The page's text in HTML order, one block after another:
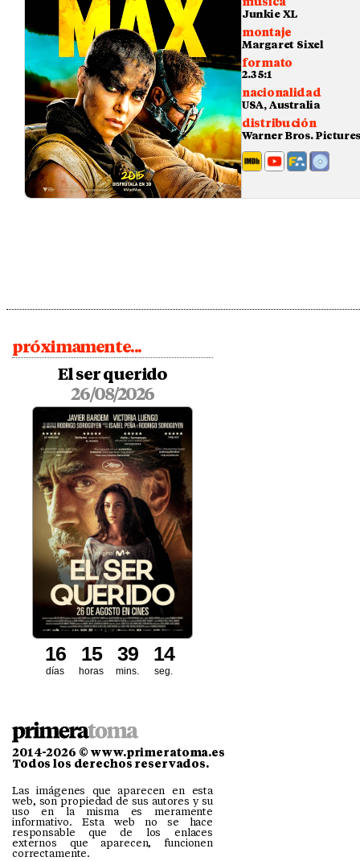
Junkie XL
montaje
Margaret Sixel
formato
2.35:1
nacionalidad
USA, Australia
distribución
Warner Bros. Pictures
próximamente...
El ser querido
26/08/2026
días
16
horas
15
mins.
39
seg.
13
2014-2026 © www.primeratoma.es
Todos los derechos reservados.
Las imágenes que aparecen en esta
web, son propiedad de sus autores y su
uso en la misma es meramente
informativo. Esta web no se hace
responsable que de los enlaces
externos que aparecen, funcionen
correctamente.